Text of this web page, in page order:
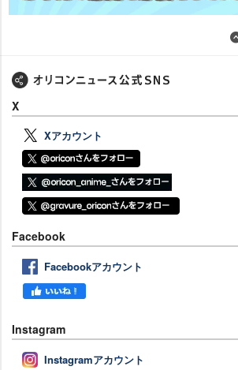
X
Xアカウント
Facebook
Facebookアカウント
Instagram
Instagramアカウント